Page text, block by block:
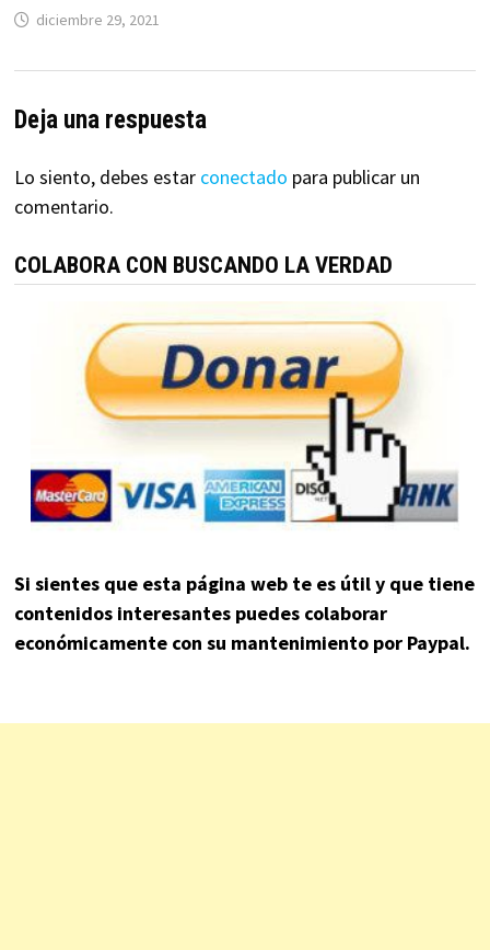
diciembre 29, 2021
Deja una respuesta
Lo siento, debes estar conectado para publicar un
comentario.
COLABORA CON BUSCANDO LA VERDAD
Si sientes que esta página web te es útil y que tiene
contenidos interesantes puedes colaborar
económicamente con su mantenimiento por Paypal.